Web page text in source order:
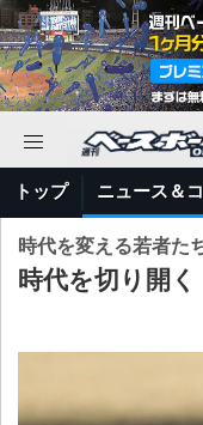
トップ ニュース＆
時代を変える若者た
時代を切り開く